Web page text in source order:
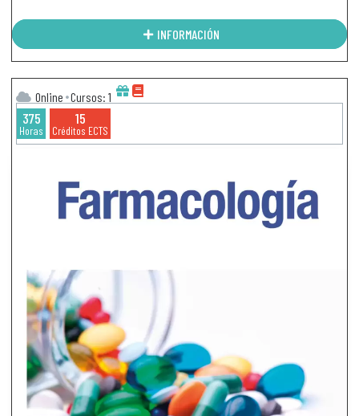
INFORMACIÓN
Online Cursos: 1
375
Horas
15
Créditos ECTS